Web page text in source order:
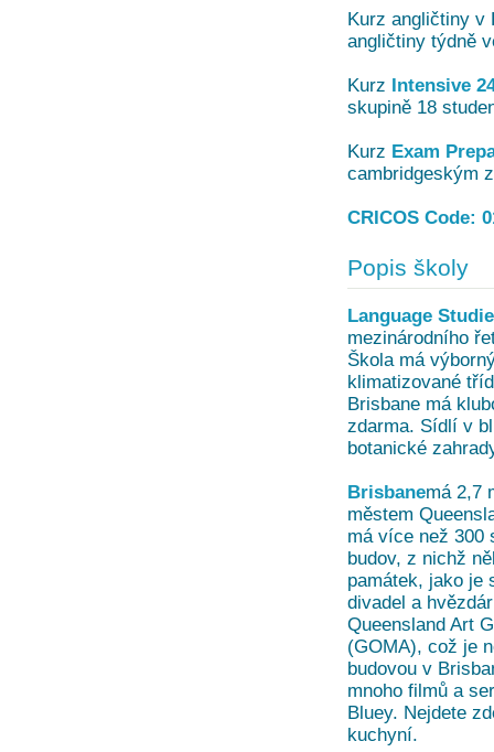
Kurz angličtiny
angličtiny týdně
Kurz
Intensive
skupině 18
Kurz Exam
cambridgeským
CRICOS Code:
Popis školy
Language
mezinárodního
Škola má
klimatizované
Brisbane má
zdarma. Sídlí v
botanické
Brisbanemá 2,7
městem
má více než 300
budov, z nichž
památek, jako je
divadel a
Queensland Art
(GOMA), což je
budovou v
mnoho filmů a
Bluey. Nejdete
kuchyní.